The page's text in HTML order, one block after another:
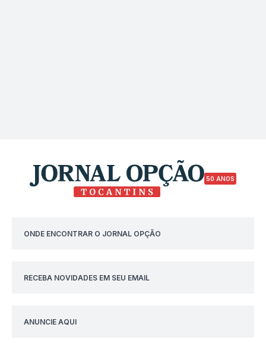
50 ANOS
ONDE ENCONTRAR O JORNAL OPÇÃO
RECEBA NOVIDADES EM SEU EMAIL
ANUNCIE AQUI